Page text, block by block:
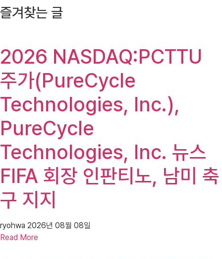
즐겨찾는 글
2026 NASDAQ:PCTTU
주가(PureCycle
Technologies, Inc.),
PureCycle
Technologies, Inc. 뉴스
FIFA 회장 인판티노, 남미 축
구 지지
ryohwa 2026년 08월 08일
Read More